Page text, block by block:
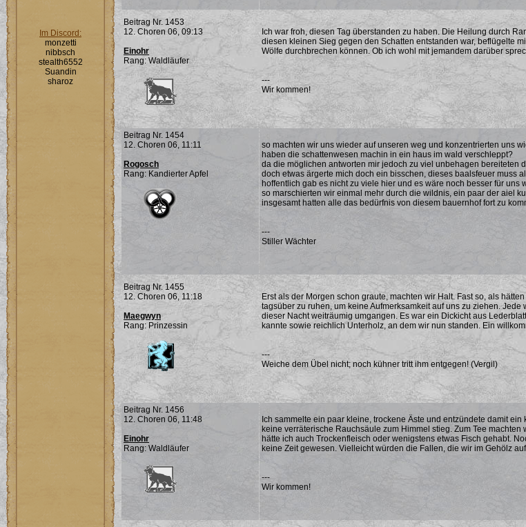
Im Discord:
monzetti
nibbsch
stealth6552
Suandin
sharoz
Beitrag Nr. 1453
12. Choren 06, 09:13
Einohr
Rang: Waldläufer
Ich war froh, diesen Tag überstanden zu haben. Die Heilung durch
diesen kleinen Sieg gegen den Schatten entstanden war, beflügelte
Wölfe durchbrechen können. Ob ich wohl mit jemandem darüber
---
Wir kommen!
Beitrag Nr. 1454
12. Choren 06, 11:11
Rogosch
Rang: Kandierter Apfel
so machten wir uns wieder auf unseren weg und konzentrierten uns
haben die schattenwesen machin in ein haus im wald verschleppt?
da die möglichen antworten mir jedoch zu viel unbehagen bereiteten
doch etwas ärgerte mich doch ein bisschen, dieses baalsfeuer muss
hoffentlich gab es nicht zu viele hier und es wäre noch besser für
so marschierten wir einmal mehr durch die wildnis, ein paar der aiel
insgesamt hatten alle das bedürfnis von diesem bauernhof fort zu
---
Stiller Wächter
Beitrag Nr. 1455
12. Choren 06, 11:18
Maegwyn
Rang: Prinzessin
Erst als der Morgen schon graute, machten wir Halt. Fast so, als
tagsüber zu ruhen, um keine Aufmerksamkeit auf uns zu ziehen.
dieser Nacht weiträumig umgangen. Es war ein Dickicht aus
kannte sowie reichlich Unterholz, an dem wir nun standen. Ein
---
Weiche dem Übel nicht; noch kühner tritt ihm entgegen! (Vergil)
Beitrag Nr. 1456
12. Choren 06, 11:48
Einohr
Rang: Waldläufer
Ich sammelte ein paar kleine, trockene Äste und entzündete damit
keine verräterische Rauchsäule zum Himmel stieg. Zum Tee
hätte ich auch Trockenfleisch oder wenigstens etwas Fisch gehabt.
keine Zeit gewesen. Vielleicht würden die Fallen, die wir im Gehölz
---
Wir kommen!